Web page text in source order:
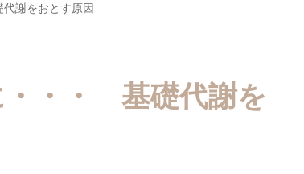
謝をおとす原因
・・・ 基礎代謝を